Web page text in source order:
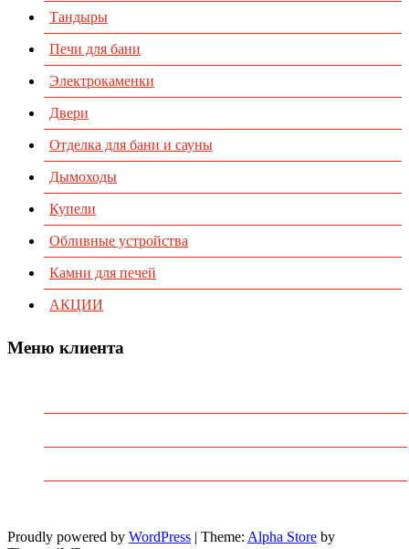
Тандыры
Печи для бани
Электрокаменки
Двери
Отделка для бани и сауны
Дымоходы
Купели
Обливные устройства
Камни для печей
АКЦИИ
Меню клиента
Proudly powered by WordPress | Theme: Alpha Store by